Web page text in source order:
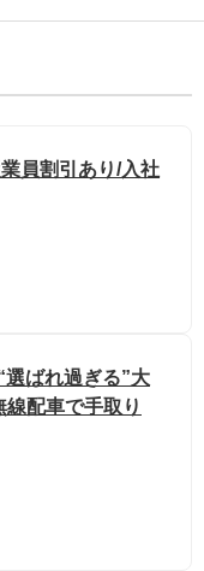
員割引あり/入社
ばれ過ぎる”大
配車で手取り